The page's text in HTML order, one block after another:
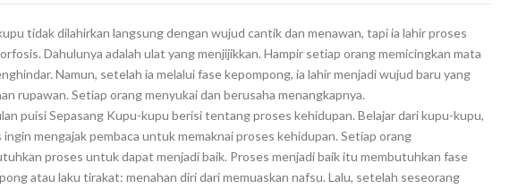
tidak dilahirkan langsung dengan wujud cantik dan menawan, tapi ia lahir proses
Dahulunya adalah ulat yang menjijikkan. Hampir setiap orang memicingkan mata
Namun, setelah ia melalui fase kepompong, ia lahir menjadi wujud baru yang
rupawan. Setiap orang menyukai dan berusaha menangkapnya.
puisi Sepasang Kupu-kupu berisi tentang proses kehidupan. Belajar dari kupu-kupu,
ingin mengajak pembaca untuk memaknai proses kehidupan. Setiap orang
proses untuk dapat menjadi baik. Proses menjadi baik itu membutuhkan fase
atau laku tirakat: menahan diri dari memuaskan nafsu. Lalu, setelah seseorang